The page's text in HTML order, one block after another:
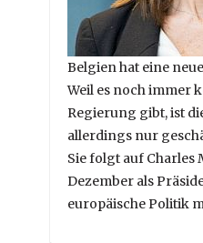
Belgien hat eine
Weil es noch immer
Regierung gibt, ist
allerdings nur
Sie folgt auf Charles
Dezember als
europäische Politik